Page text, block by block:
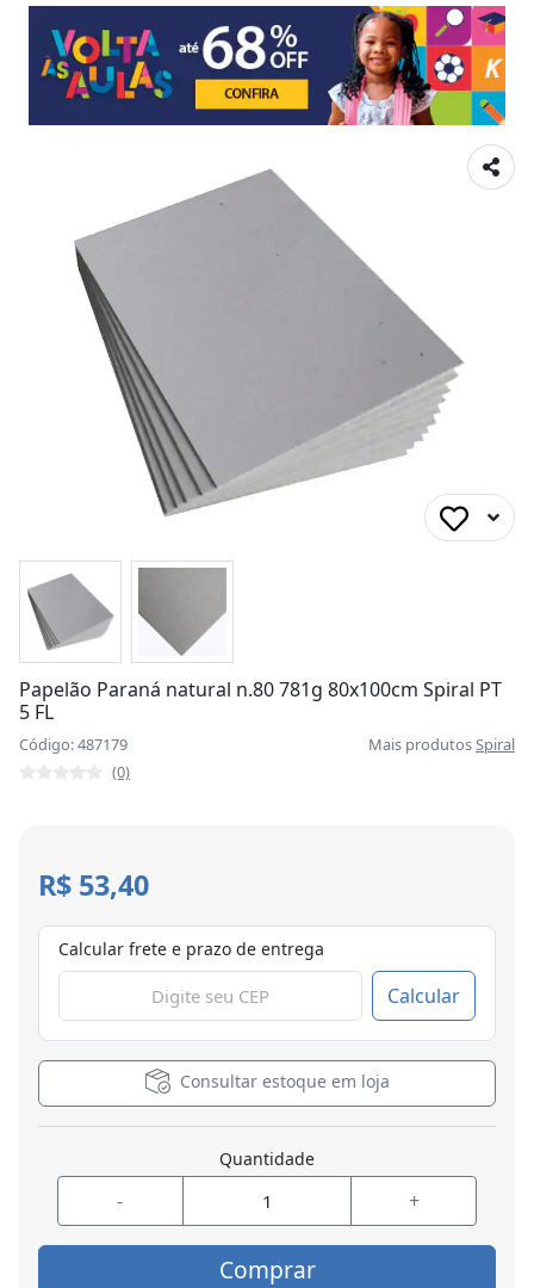
Papelão Paraná natural n.80 781g 80x100cm Spiral PT
5 FL
Código: 487179 Mais produtosSpiral
(0)
R$ 53,40
Calcular frete e prazo de entrega
Calcular
Consultar estoque em loja
Quantidade
- +
Comprar